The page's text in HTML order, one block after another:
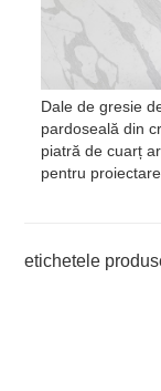
Dale de gresie
pardoseală din
piatră de cuarț
pentru
etichetele